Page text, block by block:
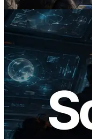
Lesen Sie diesen Artikel
2026.05.24